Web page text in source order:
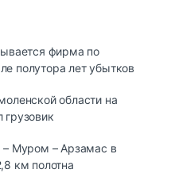
фирма по
полутора лет убытков
области на
– Муром – Арзамас в
км полотна